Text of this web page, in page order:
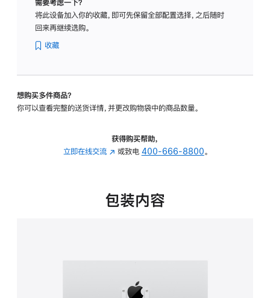
璃
转
的
需要考虑一下？
将此设备加入你的收藏，即可先保留全部配置选择，之后随时
回来再继续选购。
收藏
想购买多件商品？
你可以查看完整的送货详情，并更改购物袋中的商品数量。
获得购买帮助，
立即在线交流 (在
中
或致电 400-666-8800。
包装内容